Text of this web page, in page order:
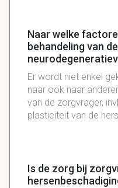
Naar welke
behandeling van
Er wordt niet enkel
naar ook naar
van de zorgvrager,
plasticiteit van de
Is de zorg bij